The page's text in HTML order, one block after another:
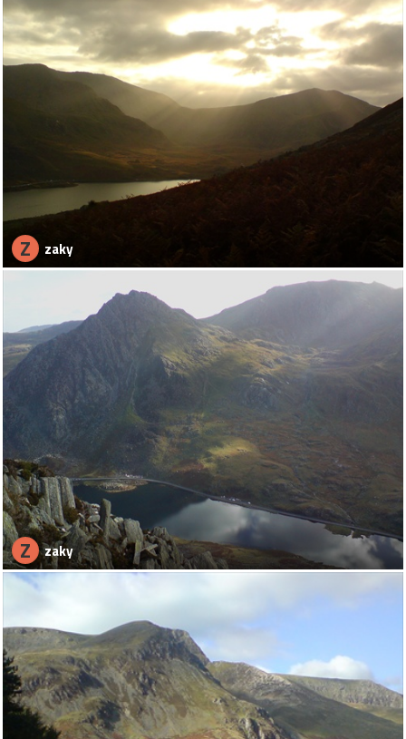
Z zaky
Z zaky